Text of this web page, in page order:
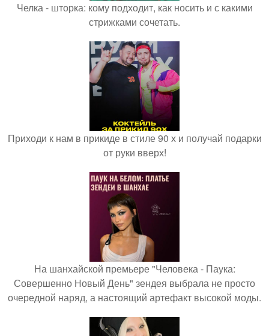
Челка - шторка: кому подходит, как носить и с какими
стрижками сочетать.
Приходи к нам в прикиде в стиле 90 х и получай подарки
от руки вверх!
На шанхайской премьере "Человека - Паука:
Совершенно Новый День" зендея выбрала не просто
очередной наряд, а настоящий артефакт высокой моды.